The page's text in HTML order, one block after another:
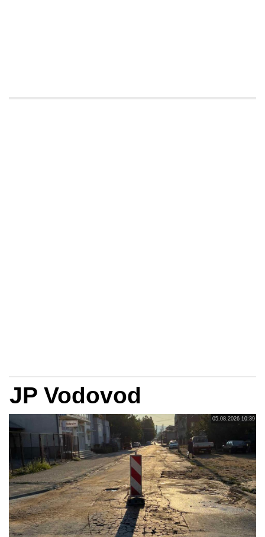
JP Vodovod
05.08.2026 10:39